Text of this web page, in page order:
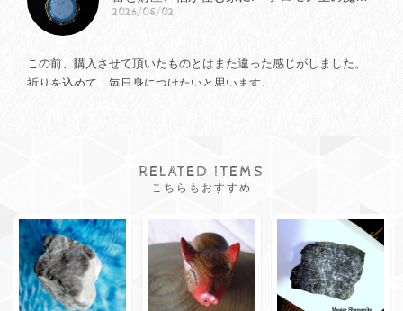
2026/08/02
この前、購入させて頂いたものとはまた違った感じがしました。
祈りを込めて、毎日身につけたいと思います。
2026/07/31
本当に可愛い子です アンダラクリスタルの様な氷の様な 今までに
お迎えした事がないタイプの子です 私がお迎えできた事嬉しいで
す ありがとうございました🥰
RELATED ITEMS
こちらもおすすめ